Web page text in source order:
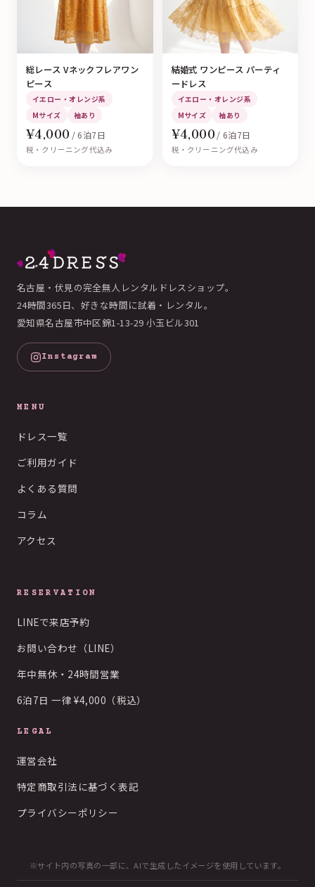
総レース Vネックフレアワン
ピース
イエロー・オレンジ系
Mサイズ
袖あり
¥4,000 / 6泊7日
税・クリーニング代込み
結婚式 ワンピース パーティ
ードレス
イエロー・オレンジ系
Mサイズ
袖あり
¥4,000 / 6泊7日
税・クリーニング代込み
名古屋・伏見の完全無人レンタルドレスショップ。
24時間365日、好きな時間に試着・レンタル。
愛知県名古屋市中区錦1-13-29 小玉ビル301
Instagram
MENU
ドレス一覧
ご利用ガイド
よくある質問
コラム
アクセス
RESERVATION
LINEで来店予約
お問い合わせ（LINE）
年中無休・24時間営業
6泊7日 一律 ¥4,000（税込）
LEGAL
運営会社
特定商取引法に基づく表記
プライバシーポリシー
※サイト内の写真の一部に、AIで生成したイメージを使用しています。